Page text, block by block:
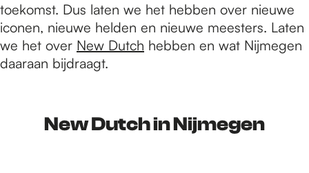
toekomst. Dus laten we het hebben over nieuwe
iconen, nieuwe helden en nieuwe meesters. Laten
we het over New Dutch hebben en wat Nijmegen
daaraan bijdraagt.
New Dutch in Nijmegen